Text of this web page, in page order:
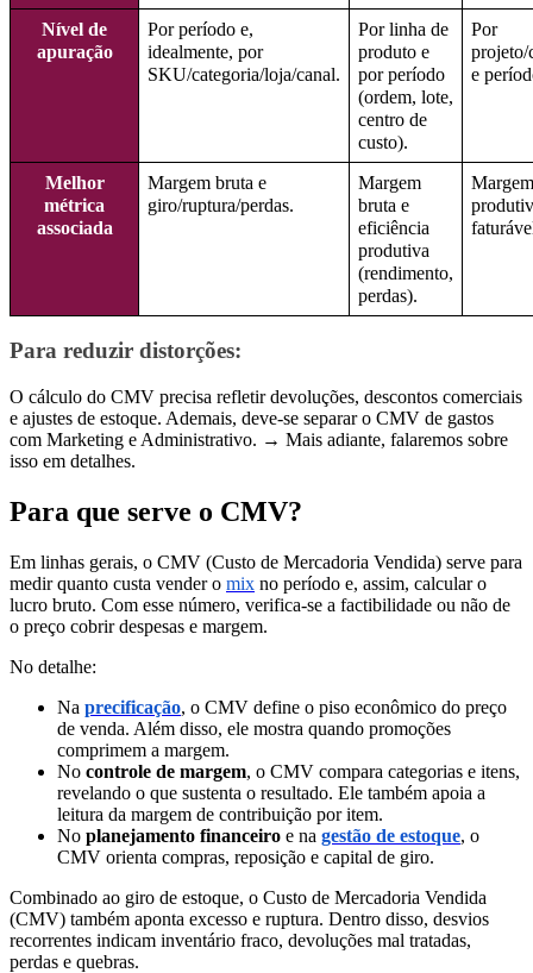
Nível de
apuração
Por período e,
idealmente, por
SKU/categoria/loja/canal.
Por linha de
produto e
por período
(ordem, lote,
centro de
custo).
Por
projeto/
e
Melhor
métrica
associada
Margem bruta e
giro/ruptura/perdas.
Margem
bruta e
eficiência
produtiva
(rendimento,
perdas).
Para reduzir distorções:
O cálculo do CMV precisa refletir devoluções, descontos comerciais
e ajustes de estoque. Ademais, deve-se separar o CMV de gastos
com Marketing e Administrativo. → Mais adiante, falaremos sobre
isso em detalhes.
Para que serve o CMV?
Em linhas gerais, o CMV (Custo de Mercadoria Vendida) serve para
medir quanto custa vender o mix no período e, assim, calcular o
lucro bruto. Com esse número, verifica-se a factibilidade ou não de
o preço cobrir despesas e margem.
No detalhe:
Na precificação, o CMV define o piso econômico do preço
de venda. Além disso, ele mostra quando promoções
comprimem a margem.
No controle de margem, o CMV compara categorias e itens,
revelando o que sustenta o resultado. Ele também apoia a
leitura da margem de contribuição por item.
No planejamento financeiro e na gestão de estoque, o
CMV orienta compras, reposição e capital de giro.
Combinado ao giro de estoque, o Custo de Mercadoria Vendida
(CMV) também aponta excesso e ruptura. Dentro disso, desvios
recorrentes indicam inventário fraco, devoluções mal tratadas,
perdas e quebras.